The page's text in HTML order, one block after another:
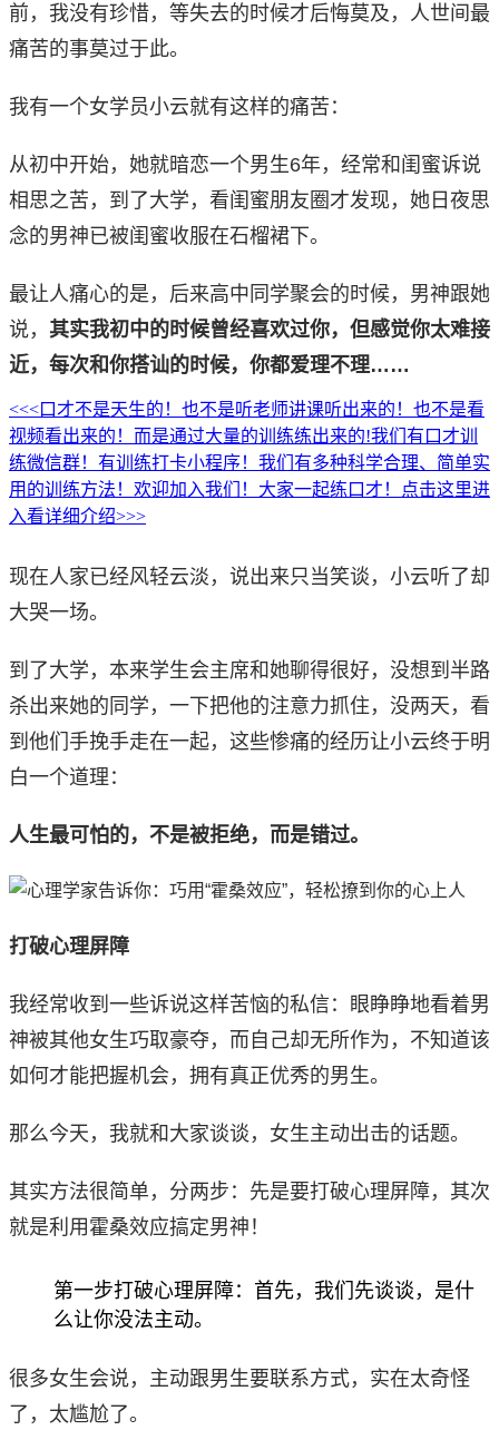
前，我没有珍惜，等失去的时候才后悔莫及，人世间最
痛苦的事莫过于此。
我有一个女学员小云就有这样的痛苦：
从初中开始，她就暗恋一个男生6年，经常和闺蜜诉说
相思之苦，到了大学，看闺蜜朋友圈才发现，她日夜思
念的男神已被闺蜜收服在石榴裙下。
最让人痛心的是，后来高中同学聚会的时候，男神跟她
说， 其实我初中的时候曾经喜欢过你，但感觉你太难接
近，每次和你搭讪的时候，你都爱理不理……
<<<口才不是天生的！也不是听老师讲课听出来的！也不是看
视频看出来的！而是通过大量的训练练出来的!我们有口才训
练微信群！有训练打卡小程序！我们有多种科学合理、简单实
用的训练方法！欢迎加入我们！大家一起练口才！点击这里进
入看详细介绍>>>
现在人家已经风轻云淡，说出来只当笑谈，小云听了却
大哭一场。
到了大学，本来学生会主席和她聊得很好，没想到半路
杀出来她的同学，一下把他的注意力抓住，没两天，看
到他们手挽手走在一起，这些惨痛的经历让小云终于明
白一个道理：
人生最可怕的，不是被拒绝，而是错过。
打破心理屏障
我经常收到一些诉说这样苦恼的私信：眼睁睁地看着男
神被其他女生巧取豪夺，而自己却无所作为，不知道该
如何才能把握机会，拥有真正优秀的男生。
那么今天，我就和大家谈谈，女生主动出击的话题。
其实方法很简单，分两步：先是要打破心理屏障，其次
就是利用霍桑效应搞定男神！
第一步打破心理屏障：首先，我们先谈谈，是什
么让你没法主动。
很多女生会说，主动跟男生要联系方式，实在太奇怪
了，太尴尬了。